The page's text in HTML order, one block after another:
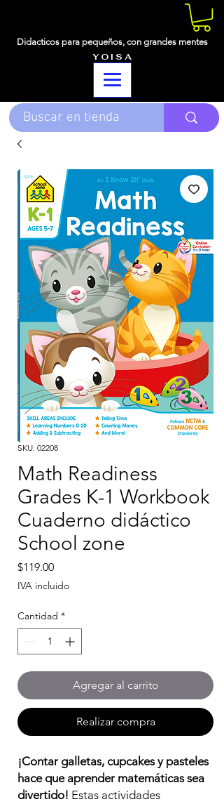
Didacticos para pequeños, con grandes mentes
Y O I S A
SKU: 02208
Math Readiness
Grades K-1 Workbook
Cuaderno didáctico
School zone
$119.00Precio
IVA incluido
Cantidad *
Agregar al carrito
Realizar compra
¡Contar galletas, cupcakes y pasteles
hace que aprender matemáticas sea
divertido! Estas actividades